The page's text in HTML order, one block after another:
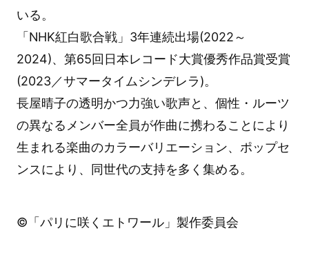
いる。
「NHK紅白歌合戦」3年連続出場(2022～
2024)、第65回日本レコード大賞優秀作品賞受賞
(2023／サマータイムシンデレラ)。
長屋晴子の透明かつ力強い歌声と、個性・ルーツ
の異なるメンバー全員が作曲に携わることにより
生まれる楽曲のカラーバリエーション、ポップセ
ンスにより、同世代の支持を多く集める。
© 「パリに咲くエトワール」製作委員会